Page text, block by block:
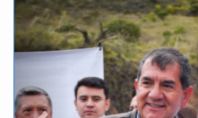
Previous